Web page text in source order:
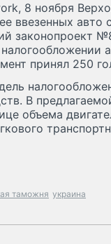
8 ноября
ввезенных авто
законопроект
принял 250
В
объема
таможня украина